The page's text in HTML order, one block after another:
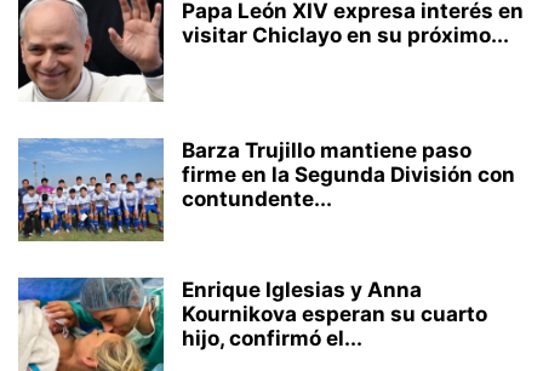
Papa León XIV expresa interés en
visitar Chiclayo en su próximo...
Barza Trujillo mantiene paso
firme en la Segunda División con
contundente...
Enrique Iglesias y Anna
Kournikova esperan su cuarto
hijo, confirmó el...